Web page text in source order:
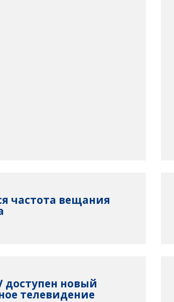
частота вещания
доступен новый
телевидение